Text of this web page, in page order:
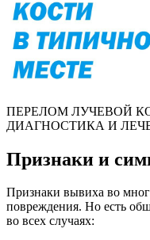
ПЕРЕЛОМ ЛУЧЕВОЙ
ДИАГНОСТИКА И
Признаки и
Признаки вывиха во
повреждения. Но есть
во всех случаях: